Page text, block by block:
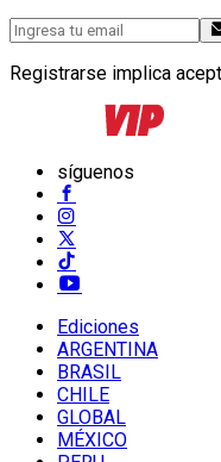
Registrarse implica
síguenos
Ediciones
ARGENTINA
BRASIL
CHILE
GLOBAL
MÉXICO